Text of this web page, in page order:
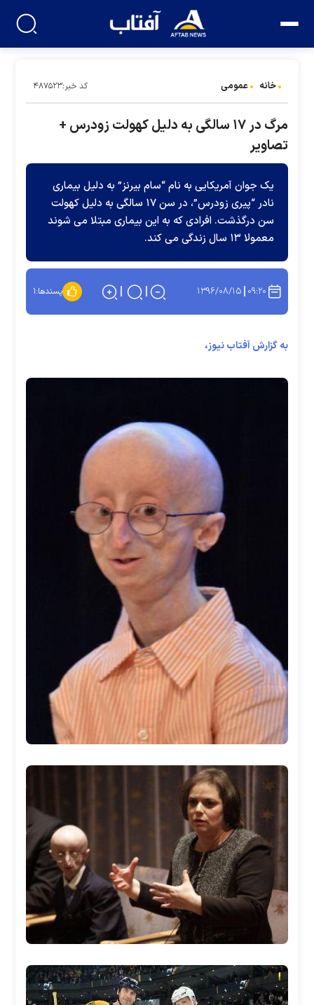
خانه عمومی کد خبر:۴۸۷۵۲۳
مرگ در ۱۷ سالگی به دلیل کهولت زودرس +
تصاویر
یک جوان آمریکایی به نام “سام بیرنز” به دلیل بیماری
نادر “پیری زودرس”، در سن ۱۷ سالگی به دلیل کهولت
سن درگذشت. افرادی که به این بیماری مبتلا می شوند
معمولا ۱۳ سال زندگی می کند.
۰۹:۲۰ ۱۳۹۶/۰۸/۱۵ پسندها:۱
به گزارش آفتاب نیوز،